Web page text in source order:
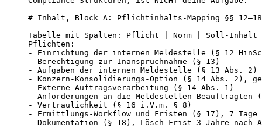
# Inhalt, Block A: Pflichtinhalts-Mapping §§ 12–18
Tabelle mit Spalten: Pflicht | Norm | Soll-Inhalt
Pflichten:
- Einrichtung der internen Meldestelle (§ 12
- Berechtigung zur Inanspruchnahme (§ 13)
- Aufgaben der internen Meldestelle (§ 13 Abs. 2)
- Konzern-Konsolidierungs-Option (§ 14 Abs. 2),
- Externe Auftragsverarbeitung (§ 14 Abs. 1)
- Anforderungen an die Meldestellen-Beauftragten
- Vertraulichkeit (§ 16 i.V.m. § 8)
- Ermittlungs-Workflow und Fristen (§ 17), 7 Tage
- Dokumentation (§ 18), Lösch-Frist 3 Jahre nach